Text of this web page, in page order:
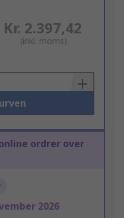
Kr. 2.397,42
(inkl. moms)
ordrer over
2026